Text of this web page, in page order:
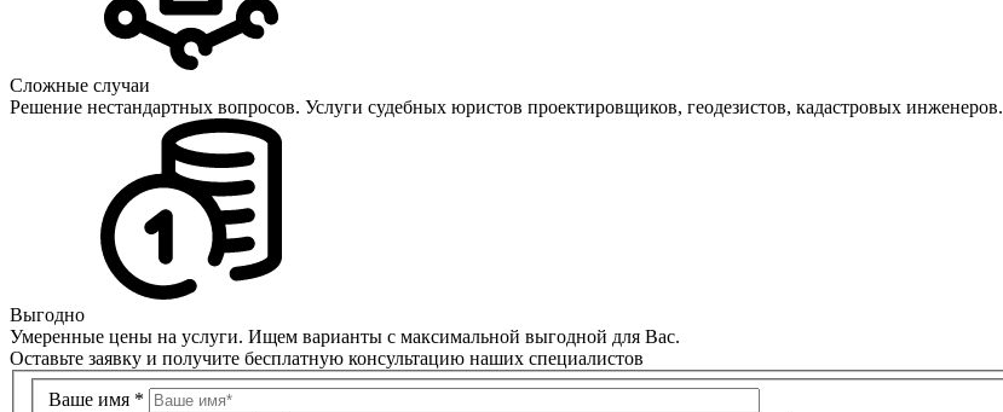
Сложные случаи
Решение нестандартных вопросов. Услуги судебных юристов проектировщиков, геодезистов, кадастровых инженеров.
Выгодно
Умеренные цены на услуги. Ищем варианты с максимальной выгодной для Вас.
Оставьте заявку и получите бесплатную консультацию наших специалистов
Ваше имя *